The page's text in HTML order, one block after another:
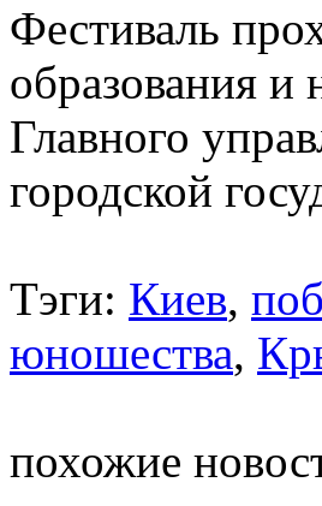
Фестиваль
образования
Главного
городской
Тэги: Киев,
юношества,
похожие